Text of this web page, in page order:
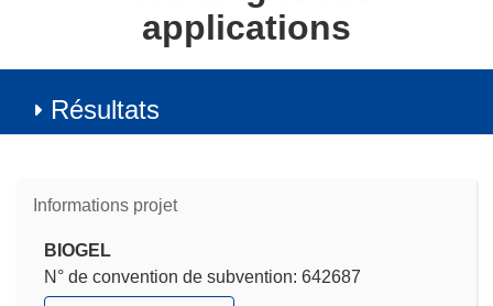
applications
Résultats
Informations projet
BIOGEL
N° de convention de subvention: 642687